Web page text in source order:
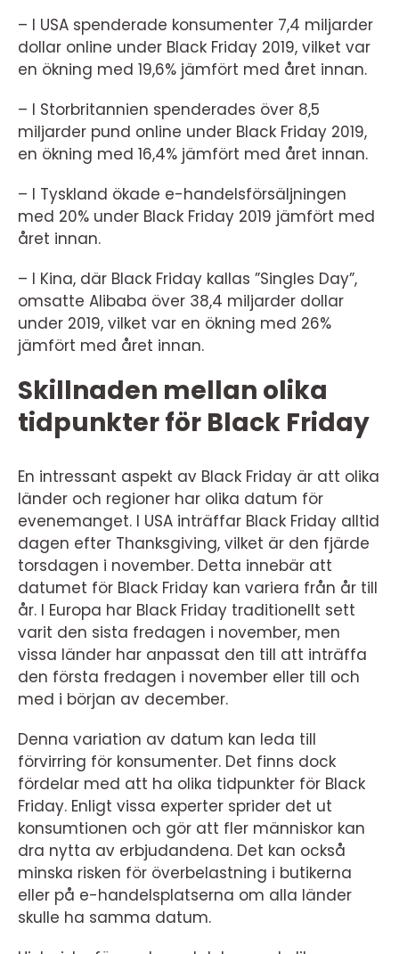
– I USA spenderade konsumenter 7,4 miljarder
dollar online under Black Friday 2019, vilket var
en ökning med 19,6% jämfört med året innan.
– I Storbritannien spenderades över 8,5
miljarder pund online under Black Friday 2019,
en ökning med 16,4% jämfört med året innan.
– I Tyskland ökade e-handelsförsäljningen
med 20% under Black Friday 2019 jämfört med
året innan.
– I Kina, där Black Friday kallas ”Singles Day”,
omsatte Alibaba över 38,4 miljarder dollar
under 2019, vilket var en ökning med 26%
jämfört med året innan.
Skillnaden mellan olika
tidpunkter för Black Friday
En intressant aspekt av Black Friday är att olika
länder och regioner har olika datum för
evenemanget. I USA inträffar Black Friday alltid
dagen efter Thanksgiving, vilket är den fjärde
torsdagen i november. Detta innebär att
datumet för Black Friday kan variera från år till
år. I Europa har Black Friday traditionellt sett
varit den sista fredagen i november, men
vissa länder har anpassat den till att inträffa
den första fredagen i november eller till och
med i början av december.
Denna variation av datum kan leda till
förvirring för konsumenter. Det finns dock
fördelar med att ha olika tidpunkter för Black
Friday. Enligt vissa experter sprider det ut
konsumtionen och gör att fler människor kan
dra nytta av erbjudandena. Det kan också
minska risken för överbelastning i butikerna
eller på e-handelsplatserna om alla länder
skulle ha samma datum.